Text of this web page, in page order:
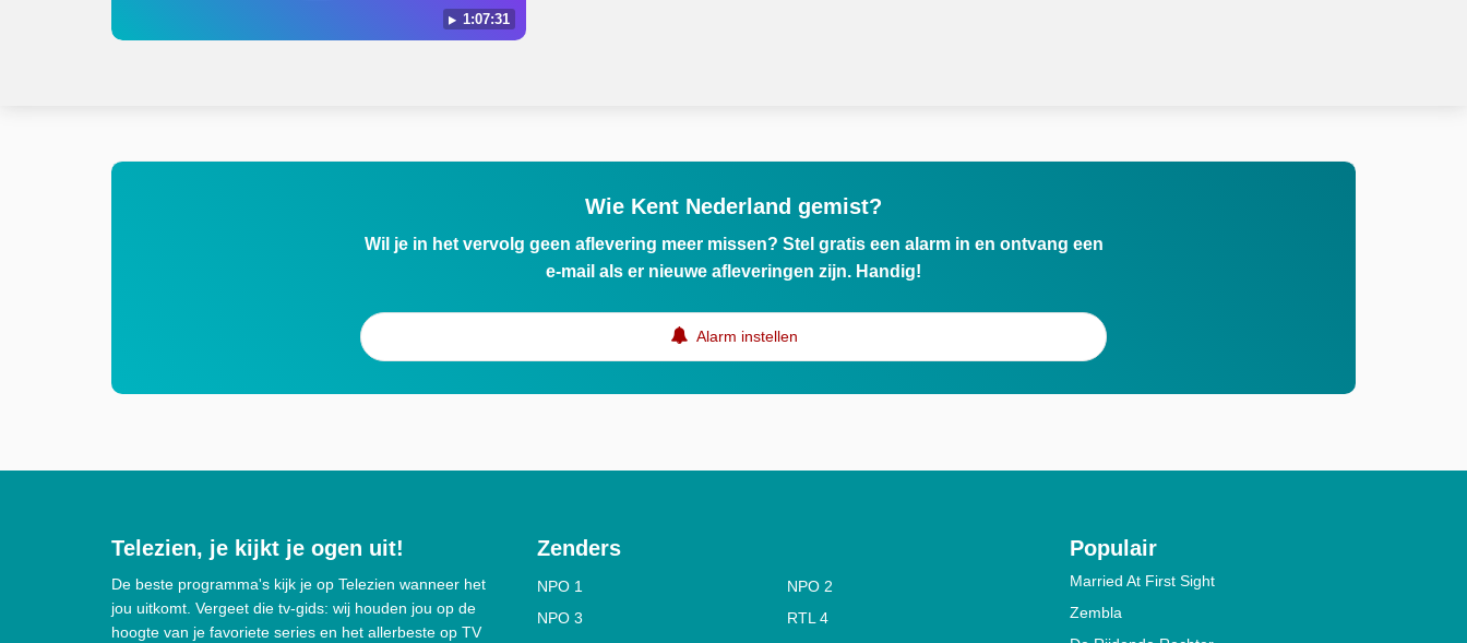
1:07:31
Wie Kent Nederland gemist?
Wil je in het vervolg geen aflevering meer missen? Stel gratis een alarm in en ontvang een
e-mail als er nieuwe afleveringen zijn. Handig!
Alarm instellen
Telezien, je kijkt je ogen uit!
De beste programma's kijk je op Telezien wanneer het
jou uitkomt. Vergeet die tv-gids: wij houden jou op de
hoogte van je favoriete series en het allerbeste op TV
Zenders
NPO 1
NPO 2
NPO 3
RTL 4
Populair
Married At First Sight
Zembla